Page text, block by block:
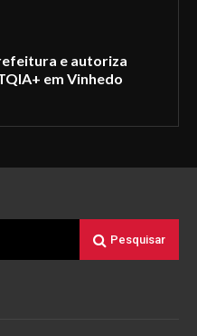
e autoriza
em Vinhedo
Pesquisar